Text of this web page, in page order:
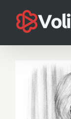
content
Larger
Image